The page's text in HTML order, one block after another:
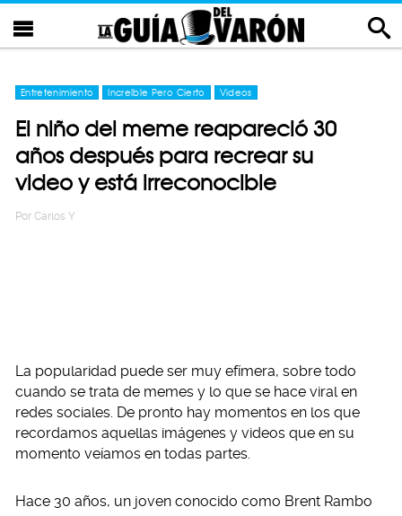
Entretenimiento Increíble Pero Cierto Videos
El niño del meme reapareció 30
años después para recrear su
video y está irreconocible
Por Carlos Y
La popularidad puede ser muy efímera, sobre todo
cuando se trata de memes y lo que se hace viral en
redes sociales. De pronto hay momentos en los que
recordamos aquellas imágenes y videos que en su
momento veíamos en todas partes.
Hace 30 años, un joven conocido como Brent Rambo